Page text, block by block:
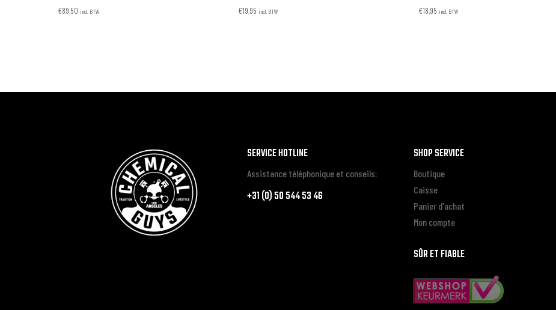
€89,50 incl. BTW €19,95 incl. BTW €18,95 incl. BTW
SERVICE HOTLINE
Assistance téléphonique et conseils:
+31 (0) 50 544 53 46
SHOP SERVICE
Boutique
Caisse
Panier d'achat
Mon compte
SÛR ET FIABLE